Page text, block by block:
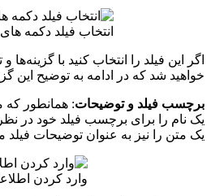
انتخاب فیلد دکمه
اگر این فیلد را انتخاب کنید با
خواهید شد که در ادامه به توضیح این
برچسب فیلد و توضیحات: همانطور که
یک نام را برای برچسب فیلد خود در
یک متن را نیز به عنوان توضیحات
وارد کردن